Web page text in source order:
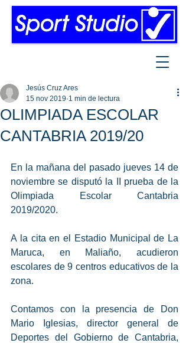
OLIMPIADA ESCOLAR
CANTABRIA 2019/20
Jesús Cruz Ares
15 nov 2019 1 min de lectura
En la mañana del pasado jueves 14 de
noviembre se disputó la II prueba de la
Olimpiada Escolar Cantabria
2019/2020.
A la cita en el Estadio Municipal de La
Maruca, en Maliaño, acudieron
escolares de 9 centros educativos de la
zona.
Contamos con la presencia de Don
Mario Iglesias, director general de
Deportes del Gobierno de Cantabria,